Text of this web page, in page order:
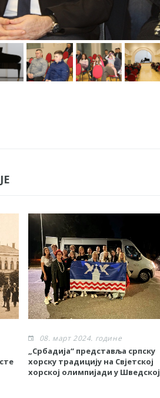
08. март 2024. године
„Србадија“ представља српску
хорску традицију на Свјетској
хорској олимпијади у Шведској